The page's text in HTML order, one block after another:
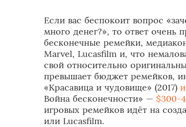
Если вас беспокоит вопрос
много денег?», то ответ очень
бесконечные ремейки,
Marvel, Lucasfilm и, что
свой относительно
превышает бюджет ремейков,
«Красавица и чудовище» (2017)
Война бесконечности» — $300-
игровых ремейков идёт на
или Lucasfilm.